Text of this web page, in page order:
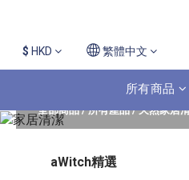
$ HKD 繁體中文
所有商品
全部商品/所有產品/天然家居
aWitch精選